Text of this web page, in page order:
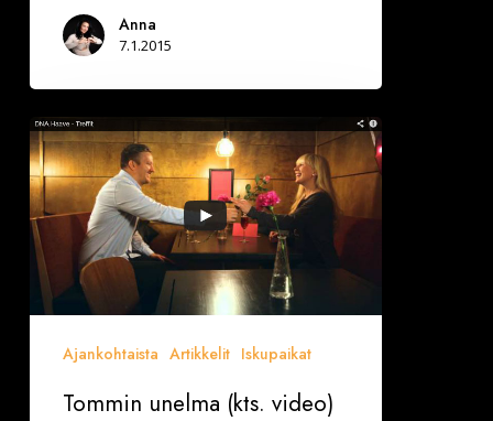
Anna
7.1.2015
Tommin
unelma
(kts.
video)
Ajankohtaista Artikkelit Iskupaikat
Tommin unelma (kts. video)